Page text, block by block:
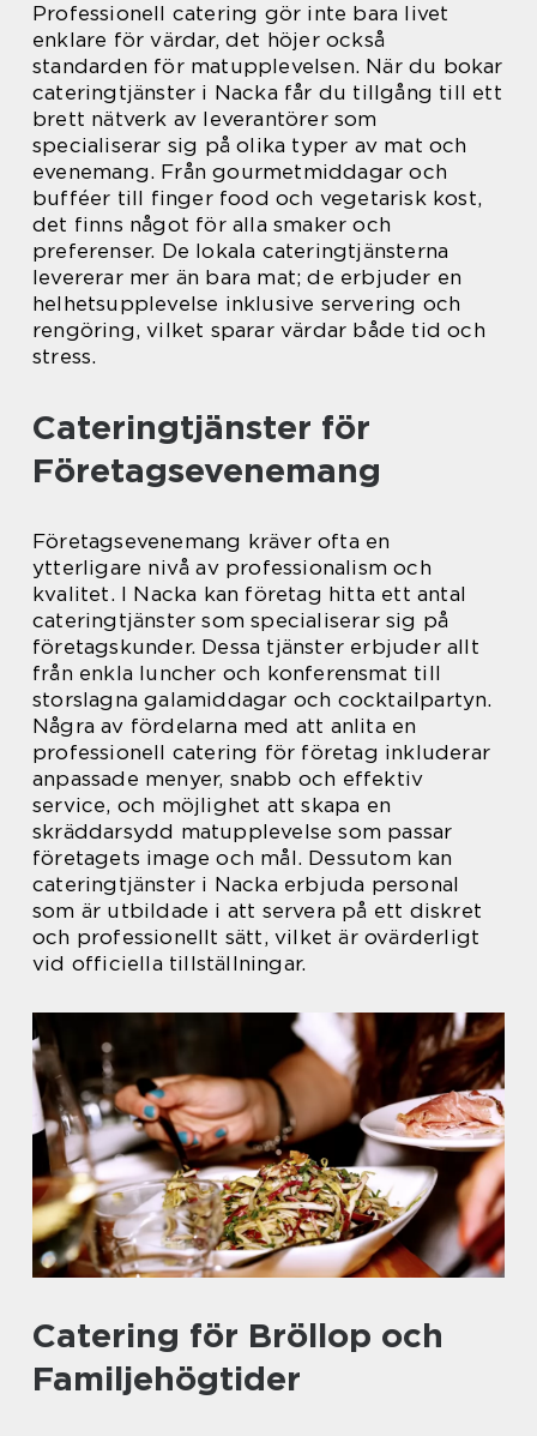
Professionell catering gör inte bara livet
enklare för värdar, det höjer också
standarden för matupplevelsen. När du bokar
cateringtjänster i Nacka får du tillgång till ett
brett nätverk av leverantörer som
specialiserar sig på olika typer av mat och
evenemang. Från gourmetmiddagar och
bufféer till finger food och vegetarisk kost,
det finns något för alla smaker och
preferenser. De lokala cateringtjänsterna
levererar mer än bara mat; de erbjuder en
helhetsupplevelse inklusive servering och
rengöring, vilket sparar värdar både tid och
stress.
Cateringtjänster för
Företagsevenemang
Företagsevenemang kräver ofta en
ytterligare nivå av professionalism och
kvalitet. I Nacka kan företag hitta ett antal
cateringtjänster som specialiserar sig på
företagskunder. Dessa tjänster erbjuder allt
från enkla luncher och konferensmat till
storslagna galamiddagar och cocktailpartyn.
Några av fördelarna med att anlita en
professionell catering för företag inkluderar
anpassade menyer, snabb och effektiv
service, och möjlighet att skapa en
skräddarsydd matupplevelse som passar
företagets image och mål. Dessutom kan
cateringtjänster i Nacka erbjuda personal
som är utbildade i att servera på ett diskret
och professionellt sätt, vilket är ovärderligt
vid officiella tillställningar.
Catering för Bröllop och
Familjehögtider